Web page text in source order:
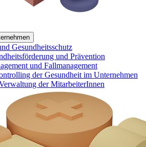
Gesundheitsschutz
und Prävention
und Fallmanagement
der Gesundheit im Unternehmen
der MitarbeiterInnen